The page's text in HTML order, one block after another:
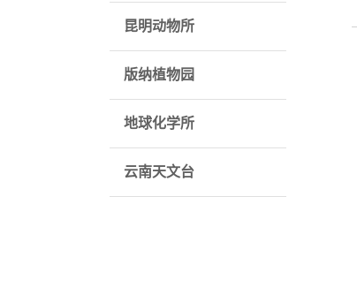
昆明动物所
版纳植物园
地球化学所
云南天文台